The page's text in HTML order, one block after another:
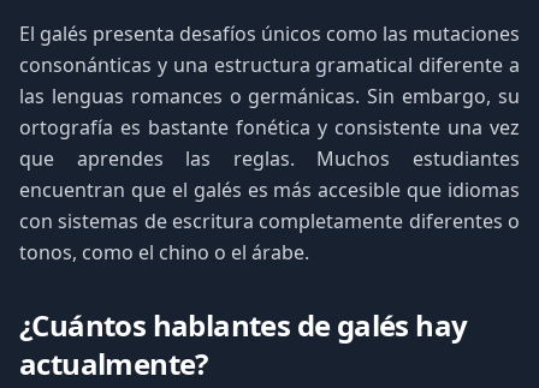
El galés presenta desafíos únicos como las mutaciones
consonánticas y una estructura gramatical diferente a
las lenguas romances o germánicas. Sin embargo, su
ortografía es bastante fonética y consistente una vez
que aprendes las reglas. Muchos estudiantes
encuentran que el galés es más accesible que idiomas
con sistemas de escritura completamente diferentes o
tonos, como el chino o el árabe.
¿Cuántos hablantes de galés hay
actualmente?